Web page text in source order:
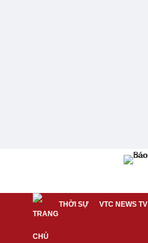
THỜI SỰ VTC NEWS TV